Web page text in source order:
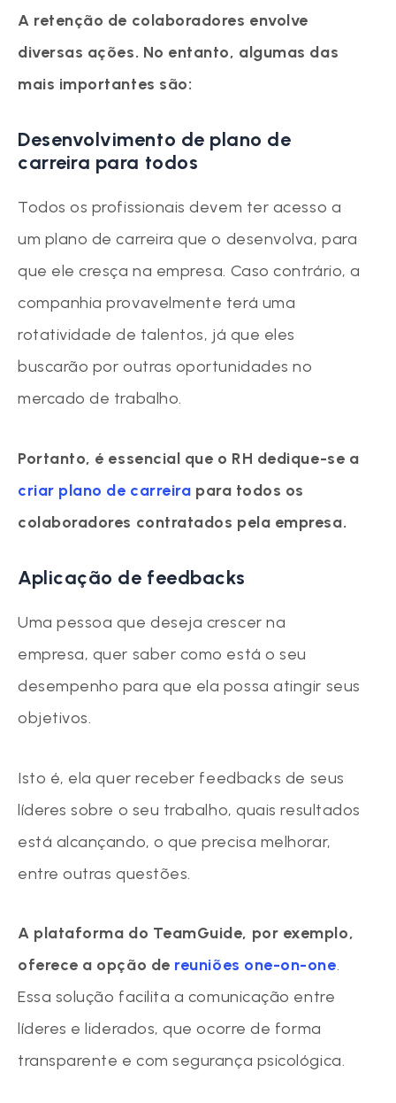
A retenção de colaboradores envolve
diversas ações. No entanto, algumas das
mais importantes são:
Desenvolvimento de plano de
carreira para todos
Todos os profissionais devem ter acesso a
um plano de carreira que o desenvolva, para
que ele cresça na empresa. Caso contrário, a
companhia provavelmente terá uma
rotatividade de talentos, já que eles
buscarão por outras oportunidades no
mercado de trabalho.
Portanto, é essencial que o RH dedique-se a
criar plano de carreira para todos os
colaboradores contratados pela empresa.
Aplicação de feedbacks
Uma pessoa que deseja crescer na
empresa, quer saber como está o seu
desempenho para que ela possa atingir seus
objetivos.
Isto é, ela quer receber feedbacks de seus
líderes sobre o seu trabalho, quais resultados
está alcançando, o que precisa melhorar,
entre outras questões.
A plataforma do TeamGuide, por exemplo,
oferece a opção de reuniões one-on-one.
Essa solução facilita a comunicação entre
líderes e liderados, que ocorre de forma
transparente e com segurança psicológica.